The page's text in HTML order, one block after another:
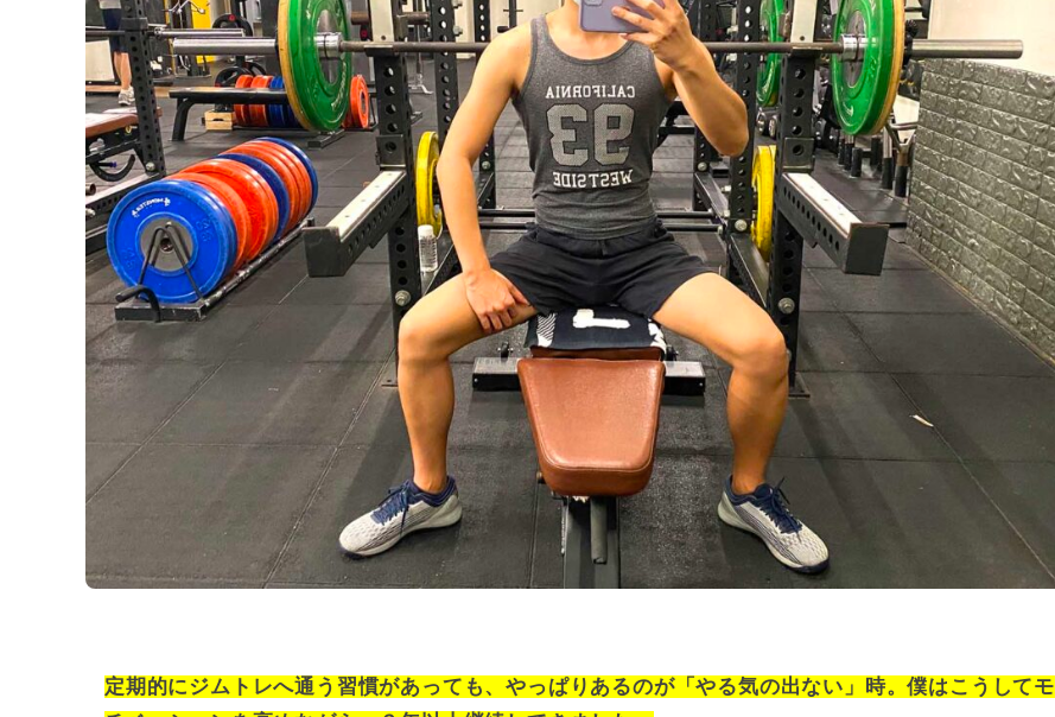
定期的にジムトレへ通う習慣があっても、やっぱりあるのが「やる気の出ない」時。僕はこうしてモ